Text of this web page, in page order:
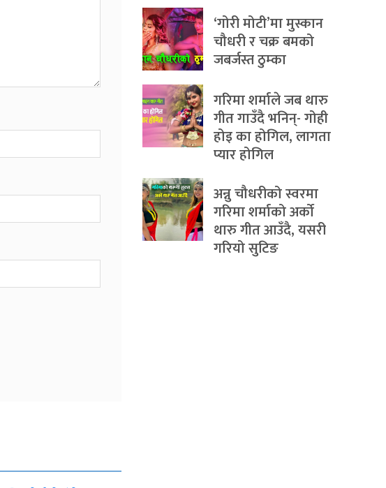
‘गोरी मोटी’मा मुस्कान
चौधरी र चक्र बमको
जबर्जस्त ठुम्का
गरिमा शर्माले जब थारु
गीत गाउँदै भनिन्- गोही
होइ का होगिल, लागता
प्यार होगिल
अन्नु चौधरीको स्वरमा
गरिमा शर्माको अर्को
थारु गीत आउँदै, यसरी
गरियो सुटिङ